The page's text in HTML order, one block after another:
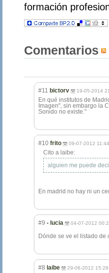
formación
Comentarios
#11 bictorv 19-05-2014
En qué institutos de
Imagen", sin embargo la
Sonido no existe."
#10 frito 09-07-2012 11:44
Cito a laibe:
alguien me puede
En madrid no hay ni un
#9 - lucia 04-07-2012
Dónde se ve el listado
#8 laibe 29-06-2012 15:29